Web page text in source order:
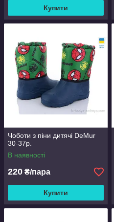
Купити
Чоботи з піни дитячі DeMur
30-37р.
В наявності
220 ₴/пара
Купити